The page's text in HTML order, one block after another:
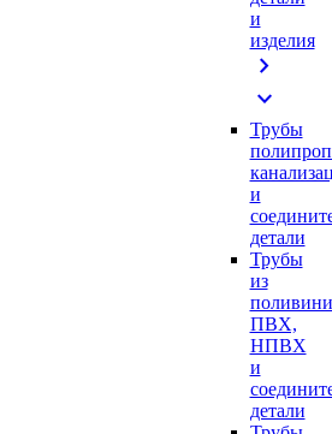
и
изделия
chevron_right
expand_more
Трубы
и
детали
Трубы
из
ПВХ,
НПВХ
и
детали